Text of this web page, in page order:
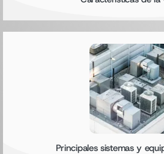
Principales sistemas y